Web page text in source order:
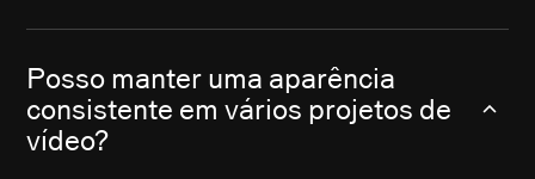
Posso manter uma aparência
consistente em vários projetos de
vídeo?